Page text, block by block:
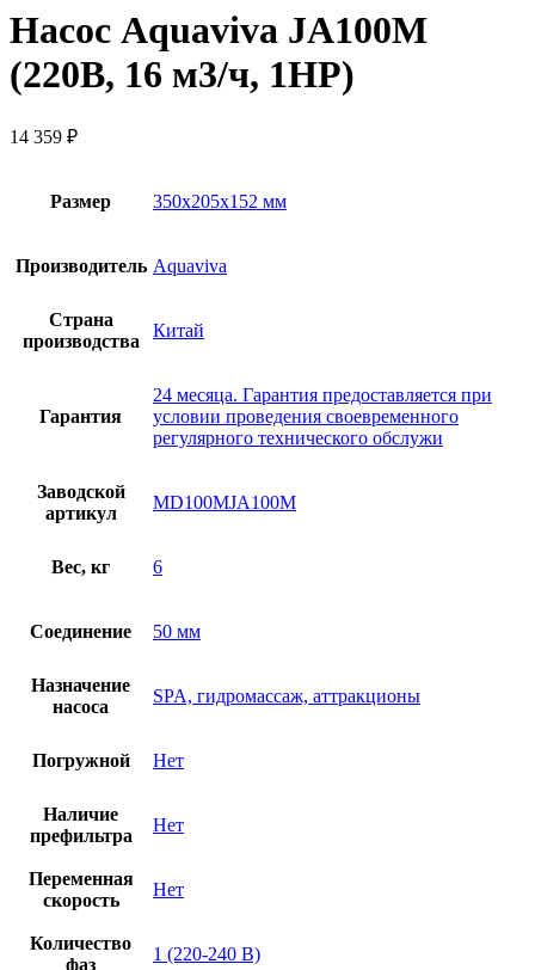
Насос Aquaviva JA100M
(220В, 16 м3/ч, 1HP)
14 359 ₽
Размер 350x205x152 мм
Производитель Aquaviva
Страна
производства
Китай
Гарантия
24 месяца. Гарантия предоставляется при
условии проведения своевременного
регулярного технического обслужи
Заводской
артикул
MD100MJA100M
Вес, кг 6
Соединение 50 мм
Назначение
насоса
SPA, гидромассаж, аттракционы
Погружной Нет
Наличие
префильтра
Нет
Переменная
скорость
Нет
Количество
фаз
1 (220-240 В)